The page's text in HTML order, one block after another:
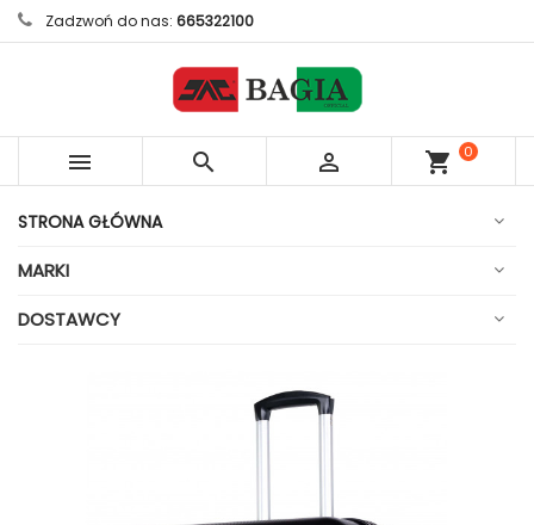
Zadzwoń do nas: 665322100
   shopping_cart
0
STRONA GŁÓWNA
MARKI
DOSTAWCY